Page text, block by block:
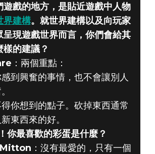
遊戲的地方，是貼近遊戲中人物
界建構。就世界建構以及向玩家
呈現遊戲世界而言，你們會給其
的建議？
：兩個重點：
到興奮的事情，也不會讓別人
你想到的點子。砍掉東西通常
東西來的好。
你最喜歡的彩蛋是什麼？
：沒有最愛的，只有一個